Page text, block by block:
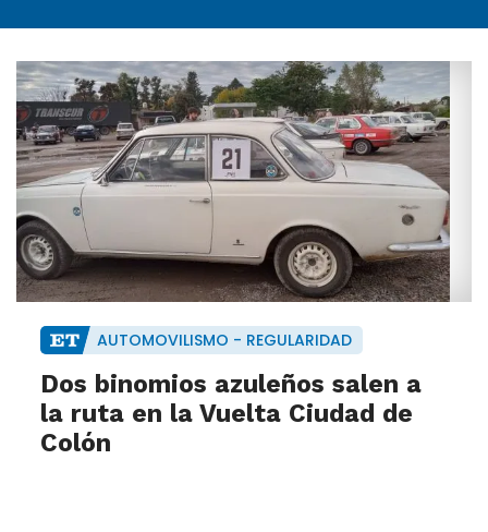
AUTOMOVILISMO - REGULARIDAD
Dos binomios azuleños salen a
la ruta en la Vuelta Ciudad de
Colón